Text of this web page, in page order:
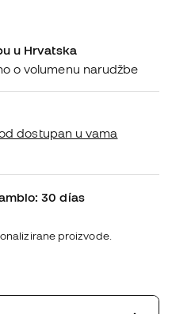
u Hrvatska
o volumenu narudžbe
dostupan u vama
30 días
proizvode.